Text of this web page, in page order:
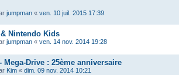
jumpman « ven. 10 juil. 2015 17:39
Nintendo Kids
jumpman « ven. 14 nov. 2014 19:28
Mega-Drive : 25ème anniversaire
Kim « dim. 09 nov. 2014 10:21